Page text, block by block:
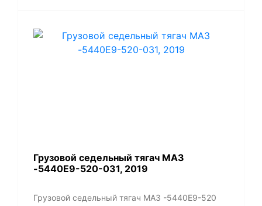
Грузовой седельный тягач МАЗ
-5440Е9-520-031, 2019
Грузовой седельный тягач МАЗ -5440Е9-520